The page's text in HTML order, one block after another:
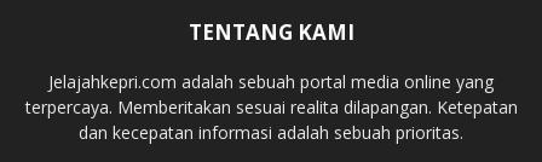
TENTANG KAMI
Jelajahkepri.com adalah sebuah portal media online yang
terpercaya. Memberitakan sesuai realita dilapangan. Ketepatan
dan kecepatan informasi adalah sebuah prioritas.